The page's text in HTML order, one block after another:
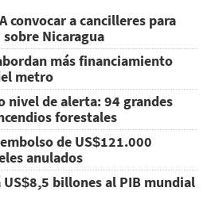
convocar a cancilleres para
Nicaragua
más financiamiento
metro
nivel de alerta: 94 grandes
forestales
de US$121.000
anulados
US$8,5 billones al PIB mundial